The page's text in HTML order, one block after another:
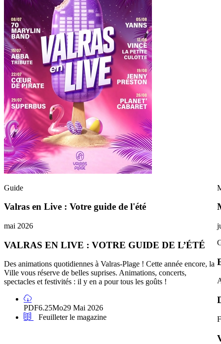
Guide
Valras en Live : Votre guide de l'été
mai 2026
VALRAS EN LIVE : VOTRE GUIDE DE L’ÉTÉ
Des animations quotidiennes à Valras-Plage ! Cette année encore, la
Ville vous réserve de belles suprises. Animations, concerts,
spectacles et festivités : il y en a pour tous les goûts !
Télécharger
magazine
Valras
PDF6.25Mo29 Mai 2026
Feuilleter
Feuilleter le magazine